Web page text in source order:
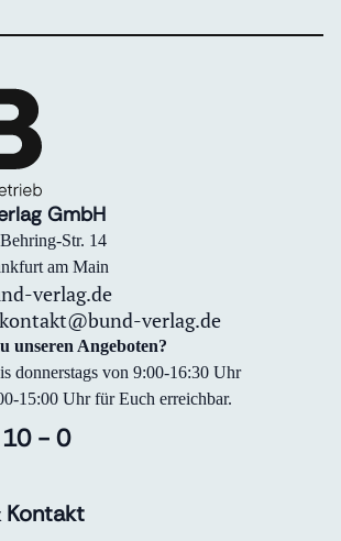
GmbH
Str. 14
am Main
verlag.de
kontakt@bund-verlag.de
unseren Angeboten?
donnerstags von 9:00-16:30 Uhr
15:00 Uhr für Euch erreichbar.
- 0
Kontakt